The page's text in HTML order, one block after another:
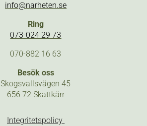
info@narheten.se
Ring
073-024 29 73
070-882 16 63
Besök oss
Skogsvallsvägen 45
656 72 Skattkärr
Integritetspolicy